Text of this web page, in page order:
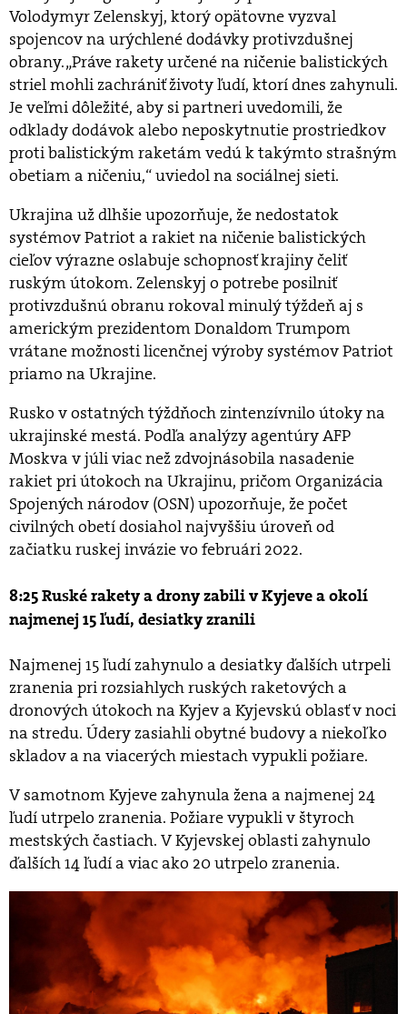
Volodymyr Zelenskyj, ktorý opätovne vyzval
spojencov na urýchlené dodávky protivzdušnej
obrany. „Práve rakety určené na ničenie balistických
striel mohli zachrániť životy ľudí, ktorí dnes zahynuli.
Je veľmi dôležité, aby si partneri uvedomili, že
odklady dodávok alebo neposkytnutie prostriedkov
proti balistickým raketám vedú k takýmto strašným
obetiam a ničeniu,“ uviedol na sociálnej sieti.
Ukrajina už dlhšie upozorňuje, že nedostatok
systémov Patriot a rakiet na ničenie balistických
cieľov výrazne oslabuje schopnosť krajiny čeliť
ruským útokom. Zelenskyj o potrebe posilniť
protivzdušnú obranu rokoval minulý týždeň aj s
americkým prezidentom Donaldom Trumpom
vrátane možnosti licenčnej výroby systémov Patriot
priamo na Ukrajine.
Rusko v ostatných týždňoch zintenzívnilo útoky na
ukrajinské mestá. Podľa analýzy agentúry AFP
Moskva v júli viac než zdvojnásobila nasadenie
rakiet pri útokoch na Ukrajinu, pričom Organizácia
Spojených národov (OSN) upozorňuje, že počet
civilných obetí dosiahol najvyššiu úroveň od
začiatku ruskej invázie vo februári 2022.
8:25 Ruské rakety a drony zabili v Kyjeve a okolí
najmenej 15 ľudí, desiatky zranili
Najmenej 15 ľudí zahynulo a desiatky ďalších utrpeli
zranenia pri rozsiahlych ruských raketových a
dronových útokoch na Kyjev a Kyjevskú oblasť v noci
na stredu. Údery zasiahli obytné budovy a niekoľko
skladov a na viacerých miestach vypukli požiare.
V samotnom Kyjeve zahynula žena a najmenej 24
ľudí utrpelo zranenia. Požiare vypukli v štyroch
mestských častiach. V Kyjevskej oblasti zahynulo
ďalších 14 ľudí a viac ako 20 utrpelo zranenia.